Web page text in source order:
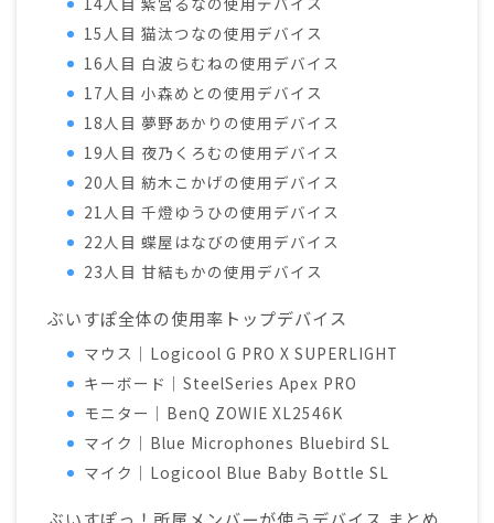
15人目 猫汰つなの使用デバイス
16人目 白波らむねの使用デバイス
17人目 小森めとの使用デバイス
18人目 夢野あかりの使用デバイス
19人目 夜乃くろむの使用デバイス
20人目 紡木こかげの使用デバイス
21人目 千燈ゆうひの使用デバイス
22人目 蝶屋はなびの使用デバイス
23人目 甘結もかの使用デバイス
ぶいすぽ全体の使用率トップデバイス
マウス｜Logicool G PRO X SUPERLIGHT
キーボード｜SteelSeries Apex PRO
モニター｜BenQ ZOWIE XL2546K
マイク｜Blue Microphones Bluebird SL
マイク｜Logicool Blue Baby Bottle SL